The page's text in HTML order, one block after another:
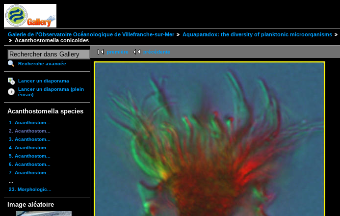
Galerie de l'Observatoire Océanologique de Villefranche-sur-Mer Aquaparadox: the diversity of planktonic microorganisms
Acanthostomella conicoides
Recherche avancée
Lancer un diaporama
Lancer un diaporama (plein
écran)
Acanthostomella species
1. Acanthostom...
2. Acanthostom...
3. Acanthostom...
4. Acanthostom...
5. Acanthostom...
6. Acanthostom...
7. Acanthostom...
23. Morphologic...
Image aléatoire
première précédente